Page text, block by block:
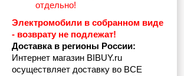
отдельно!
Электромобили в собранном виде
- возврату не подлежат!
Доставка в регионы России:
Интернет магазин BIBUY.ru
осуществляет доставку во ВСЕ